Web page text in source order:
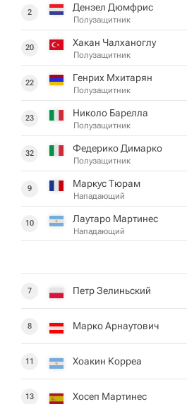
2 Дензел Дюмфрис
Полузащитник
20 Хакан Чалханоглу
Полузащитник
22 Генрих Мхитарян
Полузащитник
23 Николо Барелла
Полузащитник
32 Федерико Димарко
Полузащитник
9 Маркус Тюрам
Нападающий
10 Лаутаро Мартинес
Нападающий
7 Петр Зелиньский
8 Марко Арнаутович
11 Хоакин Корреа
13 Хосеп Мартинес